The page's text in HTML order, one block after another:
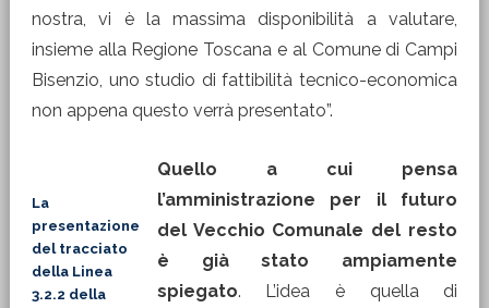
nostra, vi è la massima disponibilità a valutare,
insieme alla Regione Toscana e al Comune di Campi
Bisenzio, uno studio di fattibilità tecnico-economica
non appena questo verrà presentato”.
La
presentazione
del tracciato
della Linea
3.2.2 della
Quello a cui pensa
l’amministrazione per il futuro
del Vecchio Comunale del resto
è già stato ampiamente
spiegato. L’idea è quella di